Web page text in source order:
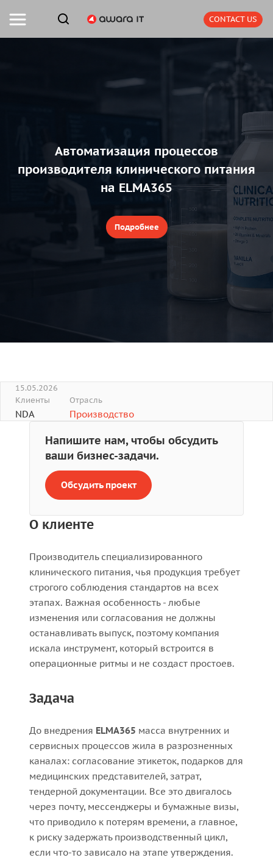
CONTACT US
Автоматизация процессов
производителя клинического питания
на ELMA365
Подробнее
15.05.2026
Клиенты
NDA
Отрасль
Производство
Напишите нам, чтобы обсудить
ваши бизнес-задачи.
Обсудить проект
О клиенте
Производитель специализированного
клинического питания, чья продукция требует
строгого соблюдения стандартов на всех
этапах. Важная особенность - любые
изменения или согласования не должны
останавливать выпуск, поэтому компания
искала инструмент, который встроится в
операционные ритмы и не создаст простоев.
Задача
До внедрения ELMA365 масса внутренних и
сервисных процессов жила в разрозненных
каналах: согласование этикеток, подарков для
медицинских представителей, затрат,
тендерной документации. Все это двигалось
через почту, мессенджеры и бумажные визы,
что приводило к потерям времени, а главное,
к риску задержать производственный цикл,
если что-то зависало на этапе утверждения.